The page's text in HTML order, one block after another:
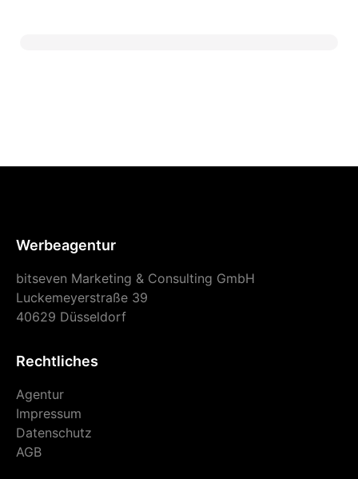
Werbeagentur
bitseven Marketing & Consulting GmbH
Luckemeyerstraße 39
40629 Düsseldorf
Rechtliches
Agentur
Impressum
Datenschutz
AGB